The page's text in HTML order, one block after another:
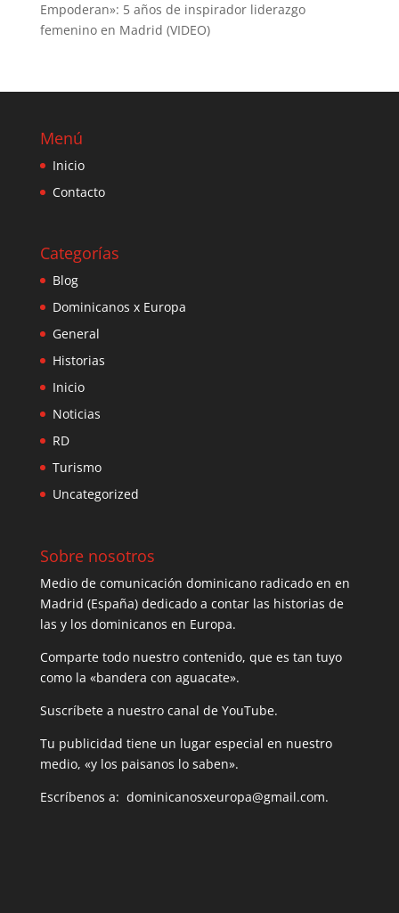
Empoderan»: 5 años de inspirador liderazgo
femenino en Madrid (VIDEO)
Menú
Inicio
Contacto
Categorías
Blog
Dominicanos x Europa
General
Historias
Inicio
Noticias
RD
Turismo
Uncategorized
Sobre nosotros
Medio de comunicación dominicano radicado en en
Madrid (España) dedicado a contar las historias de
las y los dominicanos en Europa.
Comparte todo nuestro contenido, que es tan tuyo
como la «bandera con aguacate».
Suscríbete a nuestro canal de YouTube.
Tu publicidad tiene un lugar especial en nuestro
medio, «y los paisanos lo saben».
Escríbenos a: dominicanosxeuropa@gmail.com.